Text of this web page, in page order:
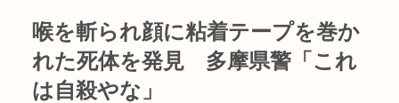
靖国神社、自衛官以外の軍服を禁止「コスプレは英霊を侮辱」
【なにわ大阪】「こりゃひどいですね…」 花火大会の翌朝、河
川敷に...
で現状維...
男の娘まんさん「男水着チャレンジしてみた」 エ口過ぎると話
題に
喉を斬られ顔に粘着テープを巻か
れた死体を発見 多摩県警「これ
は自殺やな」